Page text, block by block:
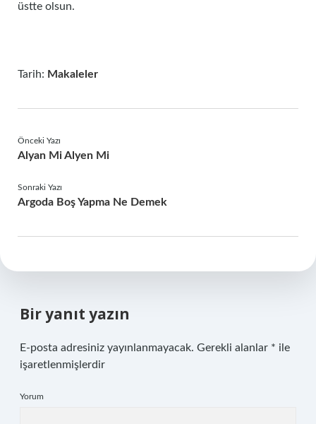
üstte olsun.
Tarih: Makaleler
Önceki Yazı
Alyan Mi Alyen Mi
Sonraki Yazı
Argoda Boş Yapma Ne Demek
Bir yanıt yazın
E-posta adresiniz yayınlanmayacak. Gerekli alanlar * ile
işaretlenmişlerdir
Yorum